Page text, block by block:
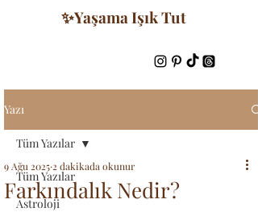
✨Yaşama Işık Tut
Yazı
Tüm Yazılar
Astroloji
Tüm Yazılar
Farkındalık Nedir?
9 Ağu 2025 2 dakikada okunur